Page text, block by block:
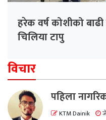
हरेक वर्ष कोशीको बाढी
चिलिया टापु
विचार
पहिला
KTM Dainik